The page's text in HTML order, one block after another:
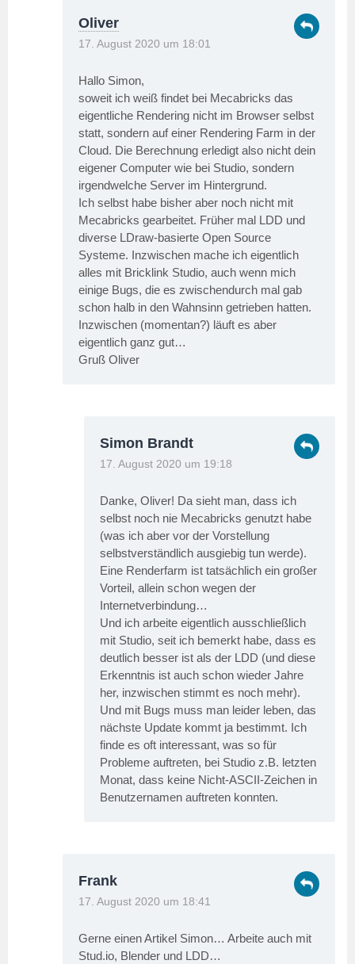
Oliver
17. August 2020 um 18:01
Hallo Simon,
soweit ich weiß findet bei Mecabricks das
eigentliche Rendering nicht im Browser selbst
statt, sondern auf einer Rendering Farm in der
Cloud. Die Berechnung erledigt also nicht dein
eigener Computer wie bei Studio, sondern
irgendwelche Server im Hintergrund.
Ich selbst habe bisher aber noch nicht mit
Mecabricks gearbeitet. Früher mal LDD und
diverse LDraw-basierte Open Source
Systeme. Inzwischen mache ich eigentlich
alles mit Bricklink Studio, auch wenn mich
einige Bugs, die es zwischendurch mal gab
schon halb in den Wahnsinn getrieben hatten.
Inzwischen (momentan?) läuft es aber
eigentlich ganz gut…
Gruß Oliver
Simon Brandt
17. August 2020 um 19:18
Danke, Oliver! Da sieht man, dass ich
selbst noch nie Mecabricks genutzt habe
(was ich aber vor der Vorstellung
selbstverständlich ausgiebig tun werde).
Eine Renderfarm ist tatsächlich ein großer
Vorteil, allein schon wegen der
Internetverbindung…
Und ich arbeite eigentlich ausschließlich
mit Studio, seit ich bemerkt habe, dass es
deutlich besser ist als der LDD (und diese
Erkenntnis ist auch schon wieder Jahre
her, inzwischen stimmt es noch mehr).
Und mit Bugs muss man leider leben, das
nächste Update kommt ja bestimmt. Ich
finde es oft interessant, was so für
Probleme auftreten, bei Studio z.B. letzten
Monat, dass keine Nicht-ASCII-Zeichen in
Benutzernamen auftreten konnten.
Frank
17. August 2020 um 18:41
Gerne einen Artikel Simon… Arbeite auch mit
Stud.io, Blender und LDD…